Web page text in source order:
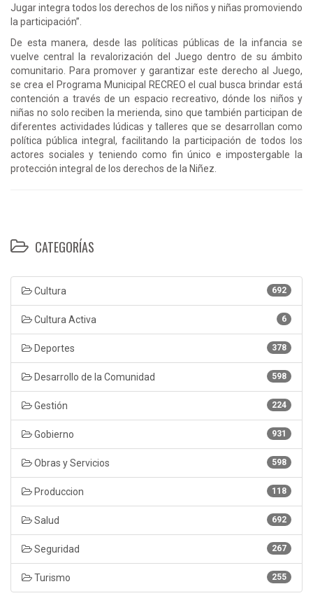
Jugar integra todos los derechos de los niños y niñas promoviendo
la participación”.
De esta manera, desde las políticas públicas de la infancia se
vuelve central la revalorización del Juego dentro de su ámbito
comunitario. Para promover y garantizar este derecho al Juego,
se crea el Programa Municipal RECREO el cual busca brindar está
contención a través de un espacio recreativo, dónde los niños y
niñas no solo reciben la merienda, sino que también participan de
diferentes actividades lúdicas y talleres que se desarrollan como
política pública integral, facilitando la participación de todos los
actores sociales y teniendo como fin único e impostergable la
protección integral de los derechos de la Niñez.
CATEGORÍAS
692
Cultura
6
Cultura Activa
378
Deportes
598
Desarrollo de la Comunidad
224
Gestión
931
Gobierno
598
Obras y Servicios
118
Produccion
692
Salud
267
Seguridad
255
Turismo